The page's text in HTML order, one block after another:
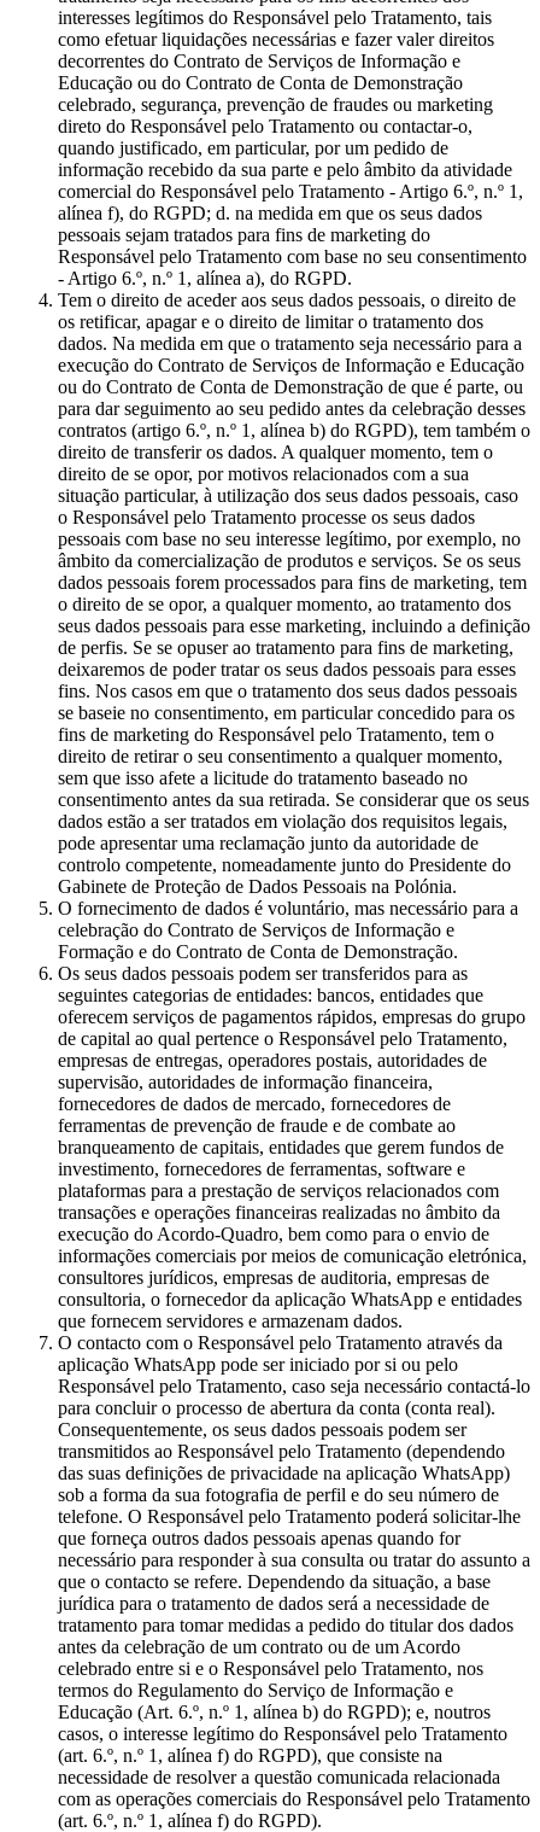
interesses legítimos do Responsável pelo Tratamento, tais
como efetuar liquidações necessárias e fazer valer direitos
decorrentes do Contrato de Serviços de Informação e
Educação ou do Contrato de Conta de Demonstração
celebrado, segurança, prevenção de fraudes ou marketing
direto do Responsável pelo Tratamento ou contactar-o,
quando justificado, em particular, por um pedido de
informação recebido da sua parte e pelo âmbito da atividade
comercial do Responsável pelo Tratamento - Artigo 6.º, n.º 1,
alínea f), do RGPD; d. na medida em que os seus dados
pessoais sejam tratados para fins de marketing do
Responsável pelo Tratamento com base no seu consentimento
- Artigo 6.º, n.º 1, alínea a), do RGPD.
Tem o direito de aceder aos seus dados pessoais, o direito de
os retificar, apagar e o direito de limitar o tratamento dos
dados. Na medida em que o tratamento seja necessário para a
execução do Contrato de Serviços de Informação e Educação
ou do Contrato de Conta de Demonstração de que é parte, ou
para dar seguimento ao seu pedido antes da celebração desses
contratos (artigo 6.º, n.º 1, alínea b) do RGPD), tem também o
direito de transferir os dados. A qualquer momento, tem o
direito de se opor, por motivos relacionados com a sua
situação particular, à utilização dos seus dados pessoais, caso
o Responsável pelo Tratamento processe os seus dados
pessoais com base no seu interesse legítimo, por exemplo, no
âmbito da comercialização de produtos e serviços. Se os seus
dados pessoais forem processados para fins de marketing, tem
o direito de se opor, a qualquer momento, ao tratamento dos
seus dados pessoais para esse marketing, incluindo a definição
de perfis. Se se opuser ao tratamento para fins de marketing,
deixaremos de poder tratar os seus dados pessoais para esses
fins. Nos casos em que o tratamento dos seus dados pessoais
se baseie no consentimento, em particular concedido para os
fins de marketing do Responsável pelo Tratamento, tem o
direito de retirar o seu consentimento a qualquer momento,
sem que isso afete a licitude do tratamento baseado no
consentimento antes da sua retirada. Se considerar que os seus
dados estão a ser tratados em violação dos requisitos legais,
pode apresentar uma reclamação junto da autoridade de
controlo competente, nomeadamente junto do Presidente do
Gabinete de Proteção de Dados Pessoais na Polónia.
O fornecimento de dados é voluntário, mas necessário para a
celebração do Contrato de Serviços de Informação e
Formação e do Contrato de Conta de Demonstração.
Os seus dados pessoais podem ser transferidos para as
seguintes categorias de entidades: bancos, entidades que
oferecem serviços de pagamentos rápidos, empresas do grupo
de capital ao qual pertence o Responsável pelo Tratamento,
empresas de entregas, operadores postais, autoridades de
supervisão, autoridades de informação financeira,
fornecedores de dados de mercado, fornecedores de
ferramentas de prevenção de fraude e de combate ao
branqueamento de capitais, entidades que gerem fundos de
investimento, fornecedores de ferramentas, software e
plataformas para a prestação de serviços relacionados com
transações e operações financeiras realizadas no âmbito da
execução do Acordo-Quadro, bem como para o envio de
informações comerciais por meios de comunicação eletrónica,
consultores jurídicos, empresas de auditoria, empresas de
consultoria, o fornecedor da aplicação WhatsApp e entidades
que fornecem servidores e armazenam dados.
O contacto com o Responsável pelo Tratamento através da
aplicação WhatsApp pode ser iniciado por si ou pelo
Responsável pelo Tratamento, caso seja necessário contactá-lo
para concluir o processo de abertura da conta (conta real).
Consequentemente, os seus dados pessoais podem ser
transmitidos ao Responsável pelo Tratamento (dependendo
das suas definições de privacidade na aplicação WhatsApp)
sob a forma da sua fotografia de perfil e do seu número de
telefone. O Responsável pelo Tratamento poderá solicitar-lhe
que forneça outros dados pessoais apenas quando for
necessário para responder à sua consulta ou tratar do assunto a
que o contacto se refere. Dependendo da situação, a base
jurídica para o tratamento de dados será a necessidade de
tratamento para tomar medidas a pedido do titular dos dados
antes da celebração de um contrato ou de um Acordo
celebrado entre si e o Responsável pelo Tratamento, nos
termos do Regulamento do Serviço de Informação e
Educação (Art. 6.º, n.º 1, alínea b) do RGPD); e, noutros
casos, o interesse legítimo do Responsável pelo Tratamento
(art. 6.º, n.º 1, alínea f) do RGPD), que consiste na
necessidade de resolver a questão comunicada relacionada
com as operações comerciais do Responsável pelo Tratamento
(art. 6.º, n.º 1, alínea f) do RGPD).